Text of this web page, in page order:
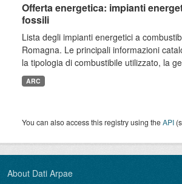
Offerta energetica: impianti
fossili
Lista degli impianti energetici a
Romagna. Le principali informazioni
la tipologia di combustibile utilizzato, la
ARC
You can also access this registry using theAPI
About Dati Arpae